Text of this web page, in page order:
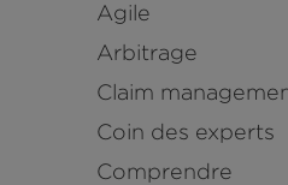
Agile
Arbitrage
Claim
Coin des experts
Comprendre